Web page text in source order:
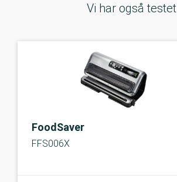
Vi har også testet
FoodSaver
FFS006X